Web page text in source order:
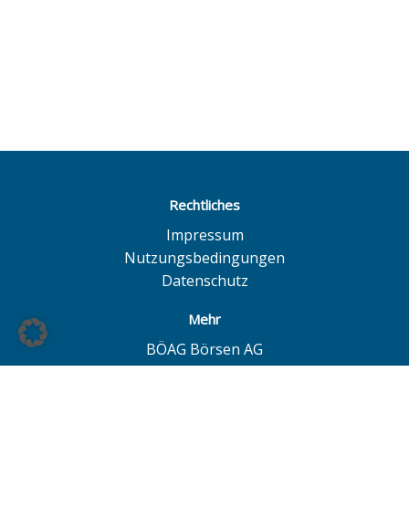
Rechtliches
Impressum
Nutzungsbedingungen
Datenschutz
Mehr
BÖAG Börsen AG
Börse Hamburg